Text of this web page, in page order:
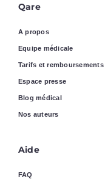
Qare
A propos
Equipe médicale
Tarifs et remboursements
Espace presse
Blog médical
Nos auteurs
Aide
FAQ